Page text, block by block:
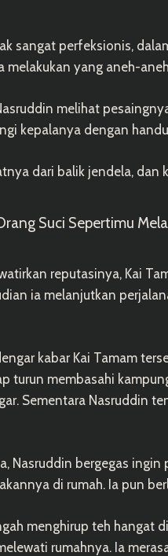
sangat perfeksionis,
melakukan yang aneh-
melihat
kepalanya dengan
dari balik jendela, dan
Suci Sepertimu
reputasinya, Kai
ia melanjutkan
kabar Kai Tamam
turun membasahi
Sementara Nasruddin
Nasruddin bergegas
di rumah. Ia pun
menghirup teh hangat
rumahnya. Ia